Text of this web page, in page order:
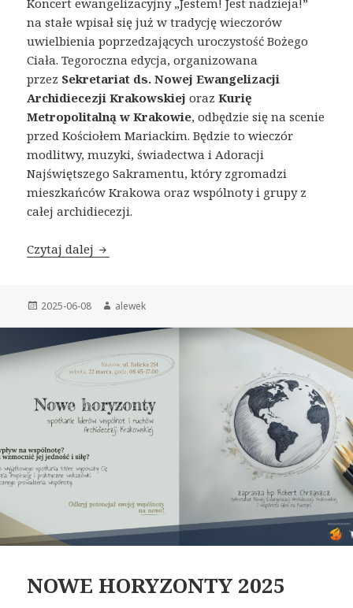
na stałe wpisał się już w tradycję wieczorów
uwielbienia poprzedzających uroczystość Bożego
Ciała. Tegoroczna edycja, organizowana
przez Sekretariat ds. Nowej Ewangelizacji
Archidiecezji Krakowskiej orazKurię
Metropolitalną w Krakowie, odbędzie się na scenie
przed Kościołem Mariackim. Będzie to wieczór
modlitwy, muzyki, świadectwa i Adoracji
Najświętszego Sakramentu, który zgromadzi
mieszkańców Krakowa oraz wspólnoty i grupy z
całej archidiecezji.
Czytaj dalej Uwielbienie na Krakowskim Rynku
Opublikowano
2025-06-08 Autor
alewek
NOWE HORYZONTY 2025